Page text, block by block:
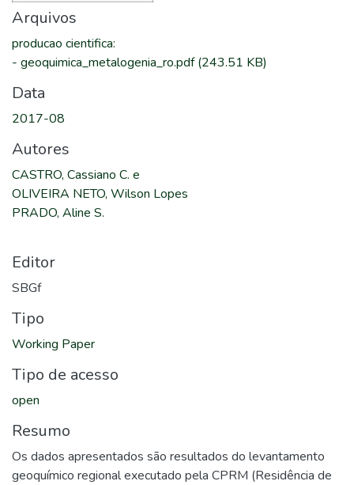
Arquivos
producao cientifica:
- geoquimica_metalogenia_ro.pdf(243.51 KB)
Data
2017-08
Autores
CASTRO, Cassiano C. e
OLIVEIRA NETO, Wilson Lopes
PRADO, Aline S.
Editor
SBGf
Tipo
Working Paper
Tipo de acesso
open
Resumo
Os dados apresentados são resultados do levantamento
geoquímico regional executado pela CPRM (Residência de